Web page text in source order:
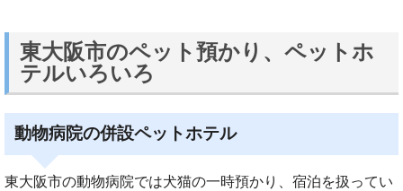
東大阪市のペット預かり、ペットホ
テルいろいろ
動物病院の併設ペットホテル
東大阪市の動物病院では犬猫の一時預かり、宿泊を扱ってい